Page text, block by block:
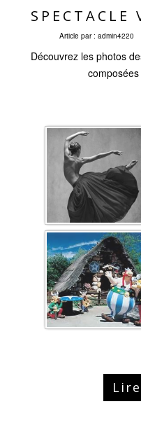
SPECTACLE
Article par : admin4220
Découvrez les photos